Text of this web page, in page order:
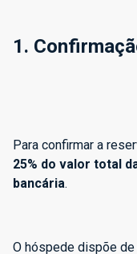
1.
Para confirmar a
25% do valor total
bancária.
O hóspede dispõe de